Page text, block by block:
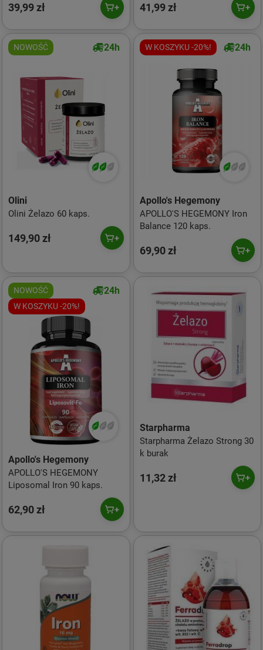
39,99 zł 41,99 zł
NOWOŚĆ 24h
Olini
Olini Żelazo 60 kaps.
149,90 zł
W KOSZYKU -20%! 24h
Apollo's Hegemony
APOLLO'S HEGEMONY Iron
Balance 120 kaps.
69,90 zł
NOWOŚĆ
W KOSZYKU -20%!
24h
Apollo's Hegemony
APOLLO'S HEGEMONY
Liposomal Iron 90 kaps.
62,90 zł
Starpharma
Starpharma Żelazo Strong 30
k burak
11,32 zł